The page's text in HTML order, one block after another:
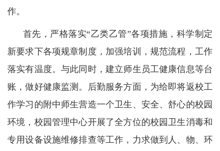
作。
首先，严格落实“乙类乙管”各项措施，科学制定
新要求下各项规章制度，加强培训，规范流程，工作
落实有温度。与此同时，建立师生员工健康信息等台
账，做好健康监测。后勤服务方面，为给即将返校工
作学习的附中师生营造一个卫生、安全、舒心的校园
环境，校园管理中心开展了全方位的校园卫生消毒和
专用设备设施维修排查等工作，力求做到人、物、环